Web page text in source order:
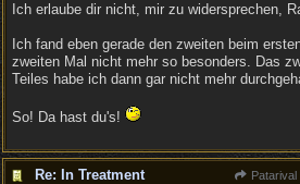
Ich erlaube dir nicht, mir zu widersprechen,
Ich fand eben gerade den zweiten beim
zweiten Mal nicht mehr so besonders. Das
Teiles habe ich dann gar nicht mehr
So! Da hast du's!
Re: In Treatment Patarival